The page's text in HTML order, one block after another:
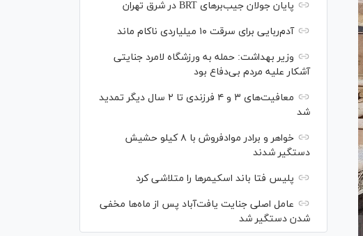
پایان جولان جیب‌بر‌های BRT در شرق تهران
آدم‌ربایی برای سرقت ۱۰ میلیاردی ناکام ماند
وزیر بهداشت: حمله به ورزشگاه لامرد جنایتی
آشکار علیه مردم بی‌دفاع بود
معافیت‌های ۳ و ۴ فرزندی تا ۲ سال دیگر تمدید
شد
خواهر و برادر موادفروش با ۸ کیلو حشیش
دستگیر شدند
پلیس فتا باند اسکیمر‌ها را متلاشی کرد
عامل اصلی جنایت یافت‌آباد پس از ماه‌ها مخفی
شدن دستگیر شد